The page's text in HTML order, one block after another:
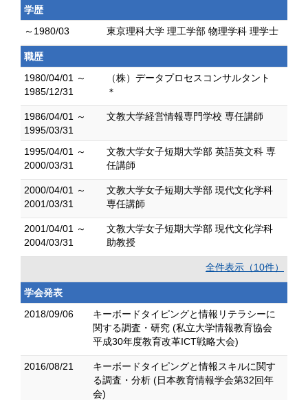
学歴
～1980/03
東京理科大学 理工学部 物理学科 理学士
職歴
1980/04/01 ～
1985/12/31
（株）データプロセスコンサルタント
＊
1986/04/01 ～
1995/03/31
文教大学経営情報専門学校 専任講師
1995/04/01 ～
2000/03/31
文教大学女子短期大学部 英語英文科 専
任講師
2000/04/01 ～
2001/03/31
文教大学女子短期大学部 現代文化学科
専任講師
2001/04/01 ～
2004/03/31
文教大学女子短期大学部 現代文化学科
助教授
全件表示（10件）
学会発表
2018/09/06
キーボードタイピングと情報リテラシーに
関する調査・研究 (私立大学情報教育協会
平成30年度教育改革ICT戦略大会)
2016/08/21
キーボードタイピングと情報スキルに関す
る調査・分析 (日本教育情報学会第32回年
会)